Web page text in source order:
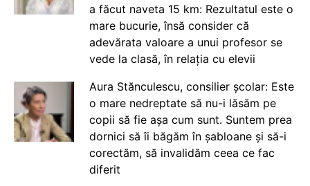
a făcut naveta 15 km: Rezultatul este o
mare bucurie, însă consider că
adevărata valoare a unui profesor se
vede la clasă, în relația cu elevii
Aura Stănculescu, consilier școlar: Este
o mare nedreptate să nu-i lăsăm pe
copii să fie așa cum sunt. Suntem prea
dornici să îi băgăm în șabloane și să-i
corectăm, să invalidăm ceea ce fac
diferit